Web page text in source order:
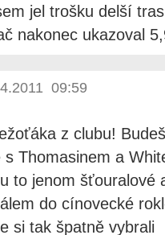
jel trošku delší
nakonec ukazoval
09:59
z clubu!
s Thomasinem a
to jenom šťouralové
do cínovecké
si tak špatně vybrali